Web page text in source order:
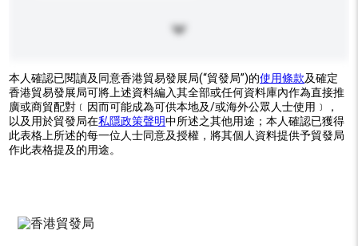
本人確認已閱讀及同意香港貿易發展局(“貿發局”)的使用條款及確定
香港貿易發展局可將上述資料編入其全部或任何資料庫內作為直接推
廣或商貿配對﹝因而可能成為可供本地及/或海外公眾人士使用﹞，
以及用於貿發局在私隱政策聲明中所述之其他用途；本人確認已獲得
此表格上所述的每一位人士同意及授權，將其個人資料提供予貿發局
作此表格提及的用途。